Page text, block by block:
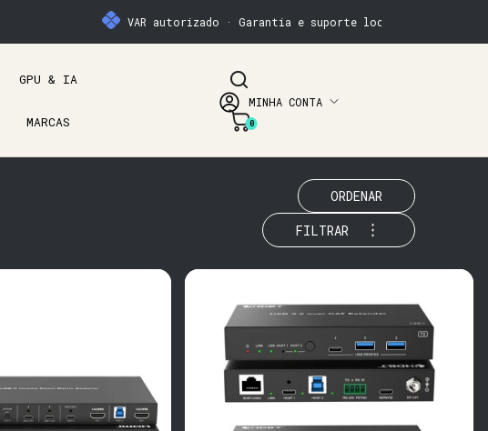
VAR autorizado · Garantia e suporte local
GPU & IA
MARCAS
MINHA CONTA
0
ORDENAR
FILTRAR